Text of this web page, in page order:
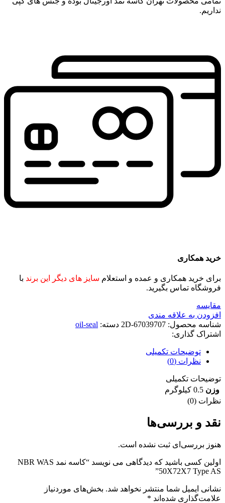
نداریم.
خرید همکاری
برای خرید همکاری و عمده و استعلام سایز های دیگر این برند با
فروشگاه تماس بگیرید.
مقايسه
افزودن به علاقه مندی
شناسه محصول: 2D-67039707 دسته: oil-seal
اشتراک گذاری:
توضیحات تکمیلی
نظرات (0)
توضیحات تکمیلی
وزن 0.5 کیلوگرم
نظرات (0)
نقد و بررسی‌ها
هنوز بررسی‌ای ثبت نشده است.
اولین کسی باشید که دیدگاهی می نویسد “کاسه نمد NBR WAS
50X72X7 Type AS”
نشانی ایمیل شما منتشر نخواهد شد. بخش‌های موردنیاز
علامت‌گذاری شده‌اند *